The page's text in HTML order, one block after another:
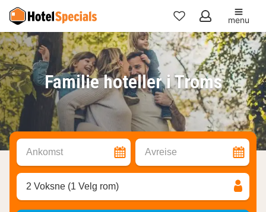
Mine
favoritter
menu
Familie hoteller i Troms
Ankomst Avreise
2 Voksne (1 Velg rom)